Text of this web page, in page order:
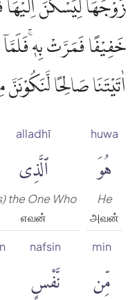
زَوْجَهَا لِيَسْكُنَ
خَفِيْفًا فَمَرَّتْ بِهٖ ۚفَلَمَّآ
اٰتَيْتَنَا صَالِحًا
huwa
هُوَ
He
அவன்
alladhī
ٱلَّذِى
the One Who
எவன்
min
مِّن
nafsin
نَّفْسٍ